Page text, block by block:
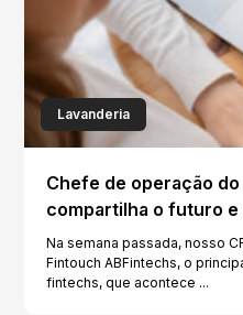
Lavanderia
Chefe de operação
compartilha o futuro
Na semana passada, nosso
Fintouch ABFintechs, o
fintechs, que acontece ...